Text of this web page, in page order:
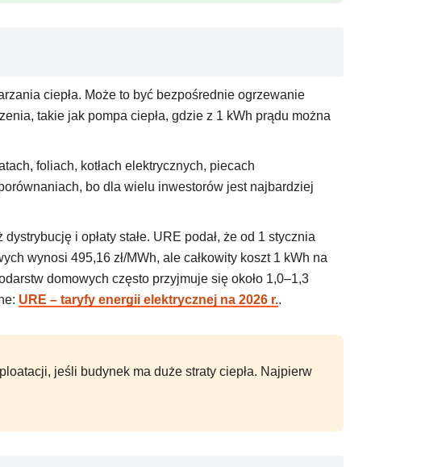
ciepła. Może to być bezpośrednie ogrzewanie
takie jak pompa ciepła, gdzie z 1 kWh prądu można
foliach, kotłach elektrycznych, piecach
bo dla wielu inwestorów jest najbardziej
i opłaty stałe. URE podał, że od 1 stycznia
wynosi 495,16 zł/MWh, ale całkowity koszt 1 kWh na
domowych często przyjmuje się około 1,0–1,3
URE – taryfy energii elektrycznej na 2026 r..
jeśli budynek ma duże straty ciepła. Najpierw